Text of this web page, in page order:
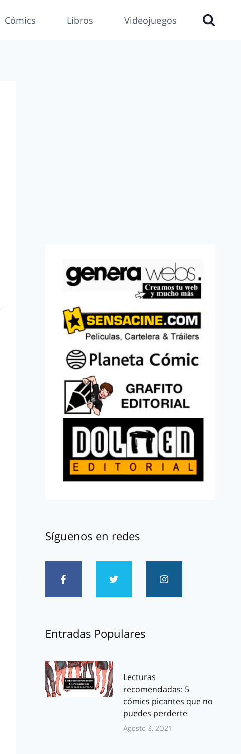
Cómics Libros Videojuegos
Síguenos en redes
Entradas Populares
Lecturas
recomendadas: 5
cómics picantes que no
puedes perderte
Agosto 3, 2021